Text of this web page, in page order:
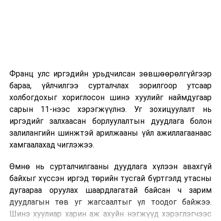
2026 оны 9 дүгээр сарын 13-наас оюутнуудыг
дотуур байранд оруулж эхэлнэ.
Сургууль, цэцэрлэгийн үйл ажиллагааны
зохицуулалт
2026 оны 8 дугаар сарын 17–28-ны өдрүүдэд
байранд элсэлт, бүртгэл болон бусад аливаа
арга хэмжээ зохион байгуулахгүй болно.
Франц улс иргэдийн урьдчилсан зөвшөөрөлгүйгээр
бараа, үйлчилгээ сурталчлах зорилгоор утсаар
холбогдохыг хориглосон шинэ хуулийг наймдугаар
сарын 11-нээс хэрэгжүүлнэ. Уг зохицуулалт нь
иргэдийг залхаасан борлуулалтын дуудлага болон
залилангийн шинжтэй арилжааны үйл ажиллагаанаас
хамгаалахад чиглэжээ.
Өмнө нь сурталчилгааны дуудлага хүлээн авахгүй
байхыг хүссэн иргэд төрийн тусгай бүртгэлд утасны
дугаараа оруулах шаардлагатай байсан ч зарим
дуудлагын төв уг жагсаалтыг үл тоодог байжээ.
Шинэ хуулиар харин аж ахуйн нэгжүүд хэрэглэгчээс